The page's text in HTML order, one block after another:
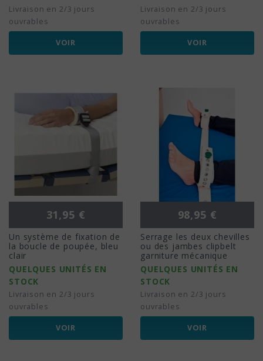
Livraison en 2/3 jours
ouvrables
VOIR
Livraison en 2/3 jours
ouvrables
VOIR
Prix
31,95 €
Un système de fixation de
la boucle de poupée, bleu
clair
QUELQUES UNITÉS EN
STOCK
Livraison en 2/3 jours
ouvrables
VOIR
Prix
98,95 €
Serrage les deux chevilles
ou des jambes clipbelt
garniture mécanique
QUELQUES UNITÉS EN
STOCK
Livraison en 2/3 jours
ouvrables
VOIR